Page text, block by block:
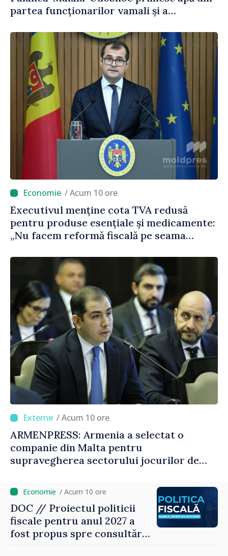
partea funcționarilor vamali și a
/ Acum 10 ore
Executivul menține cota TVA redusă
pentru produse esențiale și medicamente:
„Nu facem reformă fiscală pe seama
/ Acum 10 ore
ARMENPRESS: Armenia a selectat o
companie din Malta pentru
supravegherea sectorului jocurilor de
/ Acum 10 ore
DOC // Proiectul politicii
fiscale pentru anul 2027 a
fost propus spre consultări